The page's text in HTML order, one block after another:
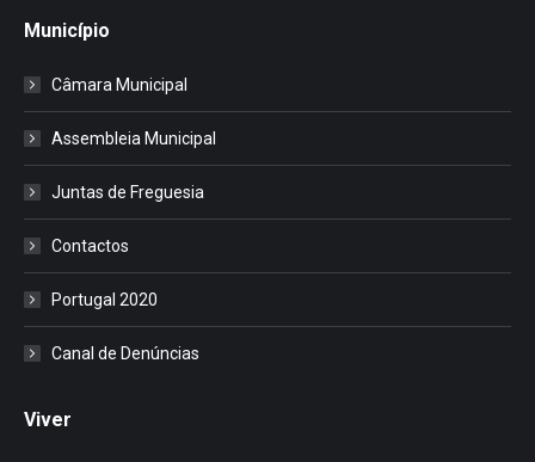
Município
Câmara Municipal
Assembleia Municipal
Juntas de Freguesia
Contactos
Portugal 2020
Canal de Denúncias
Viver